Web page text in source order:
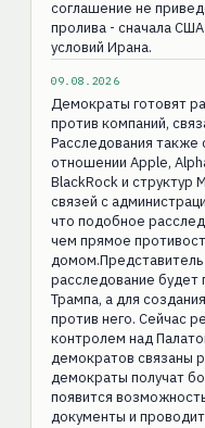
соглашение не
пролива - сначала
условий Ирана.
09.08.2026
Демократы готовят
против компаний,
Расследования также
отношении Apple,
BlackRock и структур
связей с
что подобное
чем прямое
расследование будет
Трампа, а для
против него. Сейчас
контролем над
демократов связаны
демократы получат
появится
документы и